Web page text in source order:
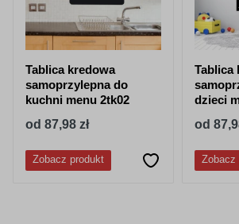
Tablica kredowa
samoprzylepna do
kuchni menu 2tk02
od 87,98 zł
Zobacz produkt
Tablica
dzieci
od
Zobacz